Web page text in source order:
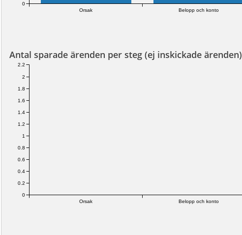
Orsak Belopp och konto
0
Antal sparade ärenden per steg (ej inskickade ärenden)
Orsak Belopp och konto
0
0.2
0.4
0.6
0.8
1
1.2
1.4
1.6
1.8
2
2.2